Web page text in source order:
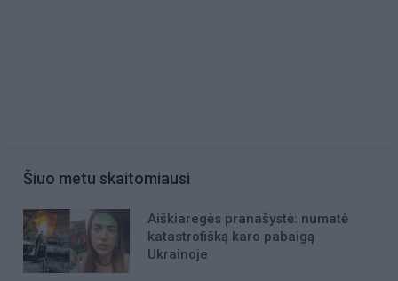
Šiuo metu skaitomiausi
Aiškiaregės pranašystė: numatė
katastrofišką karo pabaigą
Ukrainoje